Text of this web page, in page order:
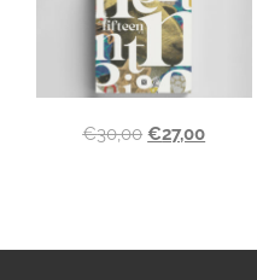
€30,00 €27,00